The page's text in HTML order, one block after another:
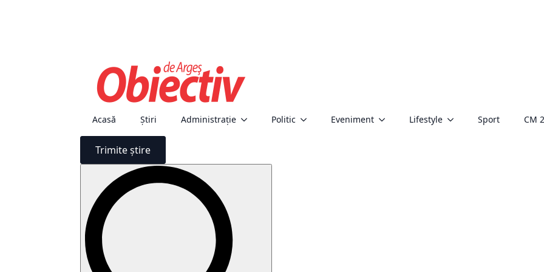
Acasă Știri Administraţie Politic Eveniment Lifestyle Sport CM
Trimite știre